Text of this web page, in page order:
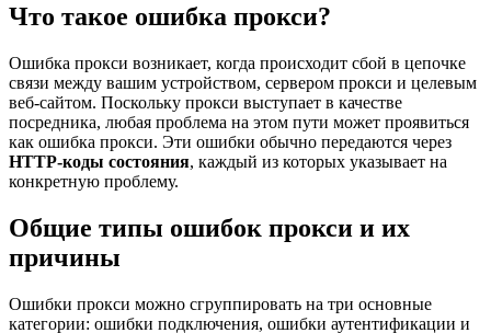
Что такое ошибка прокси?
Ошибка прокси возникает, когда происходит сбой в цепочке
связи между вашим устройством, сервером прокси и целевым
веб-сайтом. Поскольку прокси выступает в качестве
посредника, любая проблема на этом пути может проявиться
как ошибка прокси. Эти ошибки обычно передаются через
HTTP-коды состояния, каждый из которых указывает на
конкретную проблему.
Общие типы ошибок прокси и их
причины
Ошибки прокси можно сгруппировать на три основные
категории: ошибки подключения, ошибки аутентификации и